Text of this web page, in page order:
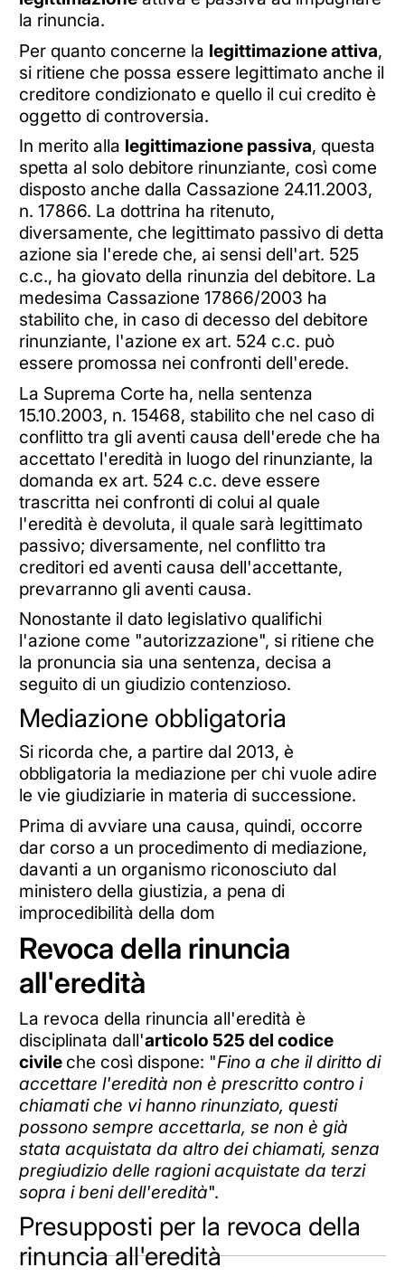
la rinuncia.
Per quanto concerne la legittimazione attiva,
si ritiene che possa essere legittimato anche il
creditore condizionato e quello il cui credito è
oggetto di controversia.
In merito alla legittimazione passiva, questa
spetta al solo debitore rinunziante, così come
disposto anche dalla Cassazione 24.11.2003,
n. 17866. La dottrina ha ritenuto,
diversamente, che legittimato passivo di detta
azione sia l'erede che, ai sensi dell'art. 525
c.c., ha giovato della rinunzia del debitore. La
medesima Cassazione 17866/2003 ha
stabilito che, in caso di decesso del debitore
rinunziante, l'azione ex art. 524 c.c. può
essere promossa nei confronti dell'erede.
La Suprema Corte ha, nella sentenza
15.10.2003, n. 15468, stabilito che nel caso di
conflitto tra gli aventi causa dell'erede che ha
accettato l'eredità in luogo del rinunziante, la
domanda ex art. 524 c.c. deve essere
trascritta nei confronti di colui al quale
l'eredità è devoluta, il quale sarà legittimato
passivo; diversamente, nel conflitto tra
creditori ed aventi causa dell'accettante,
prevarranno gli aventi causa.
Nonostante il dato legislativo qualifichi
l'azione come "autorizzazione", si ritiene che
la pronuncia sia una sentenza, decisa a
seguito di un giudizio contenzioso.
Mediazione obbligatoria
Si ricorda che, a partire dal 2013, è
obbligatoria la mediazione per chi vuole adire
le vie giudiziarie in materia di successione.
Prima di avviare una causa, quindi, occorre
dar corso a un procedimento di mediazione,
davanti a un organismo riconosciuto dal
ministero della giustizia, a pena di
improcedibilità della dom
Revoca della rinuncia
all'eredità
La revoca della rinuncia all'eredità è
disciplinata dall'articolo 525 del codice
civile che così dispone: "Fino a che il diritto di
accettare l'eredità non è prescritto contro i
chiamati che vi hanno rinunziato, questi
possono sempre accettarla, se non è già
stata acquistata da altro dei chiamati, senza
pregiudizio delle ragioni acquistate da terzi
sopra i beni dell'eredità".
Presupposti per la revoca della
rinuncia all'eredità
No al carcere per chi soffre di depressione?Discover